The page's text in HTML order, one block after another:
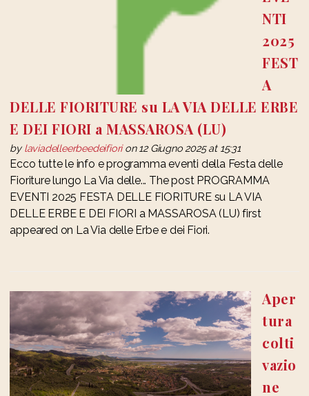
NTI
2025
FEST
A
DELLE FIORITURE su LA VIA DELLE ERBE
E DEI FIORI a MASSAROSA (LU)
bylaviadelleerbeedeifiorion 12 Giugno 2025 at 15:31
Ecco tutte le info e programma eventi della Festa delle
Fioriture lungo La Via delle... The post PROGRAMMA
EVENTI 2025 FESTA DELLE FIORITURE su LA VIA
DELLE ERBE E DEI FIORI a MASSAROSA (LU) first
appeared on La Via delle Erbe e dei Fiori.
Aper
tura
colti
vazio
ne